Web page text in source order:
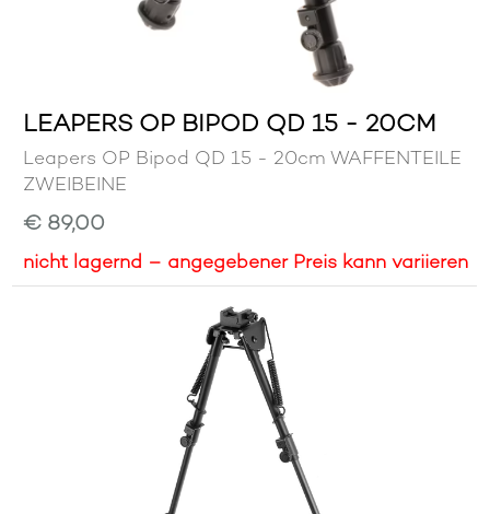
LEAPERS OP BIPOD QD 15 - 20CM
Leapers OP Bipod QD 15 - 20cm WAFFENTEILE
ZWEIBEINE
€ 89,00
nicht lagernd – angegebener Preis kann variieren